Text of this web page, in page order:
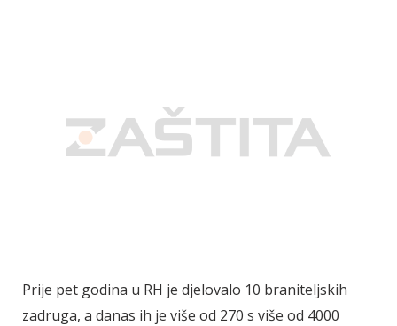
Prije pet godina u RH je djelovalo 10 braniteljskih
zadruga, a danas ih je više od 270 s više od 4000